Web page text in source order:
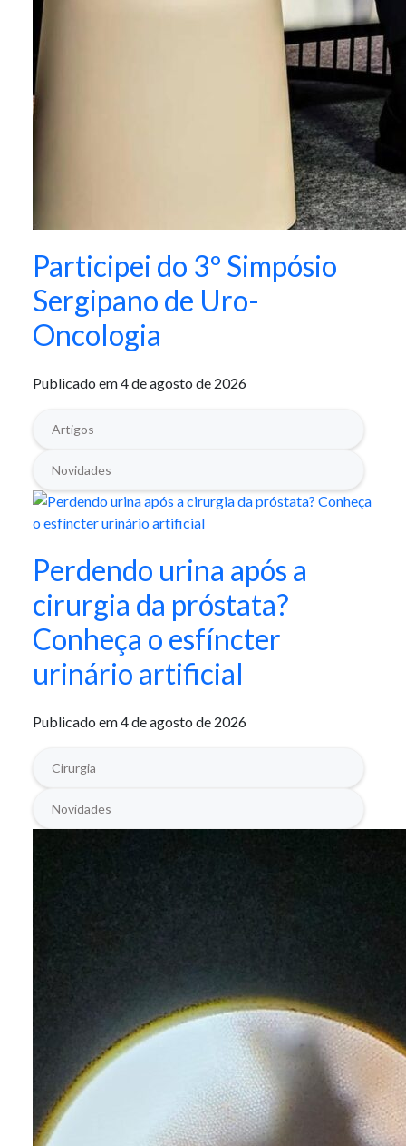
Participei do 3º Simpósio
Sergipano de Uro-
Oncologia
Publicado em 4 de agosto de 2026
Artigos
Novidades
Perdendo urina após a
cirurgia da próstata?
Conheça o esfíncter
urinário artificial
Publicado em 4 de agosto de 2026
Cirurgia
Novidades